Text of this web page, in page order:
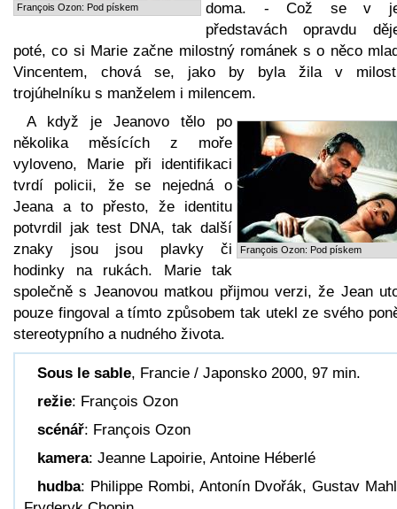
François Ozon: Pod pískem
doma. - Což se v
představách opravdu
poté, co si Marie začne milostný románek s o něco
Vincentem, chová se, jako by byla žila v
trojúhelníku s manželem i milencem.
François Ozon: Pod pískem
A když je Jeanovo tělo po
několika měsících z moře
vyloveno, Marie při identifikaci
tvrdí policii, že se nejedná o
Jeana a to přesto, že identitu
potvrdil jak test DNA, tak další
znaky jsou jsou plavky či
hodinky na rukách. Marie tak
společně s Jeanovou matkou přijmou verzi, že Jean
pouze fingoval a tímto způsobem tak utekl ze svého
stereotypního a nudného života.
Sous le sable, Francie / Japonsko 2000, 97 min.
režie: François Ozon
scénář: François Ozon
kamera: Jeanne Lapoirie, Antoine Héberlé
hudba: Philippe Rombi, Antonín Dvořák, Gustav